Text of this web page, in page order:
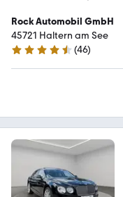
Rock Automobil GmbH
45721 Haltern am See
4.7 Sterne
(46)